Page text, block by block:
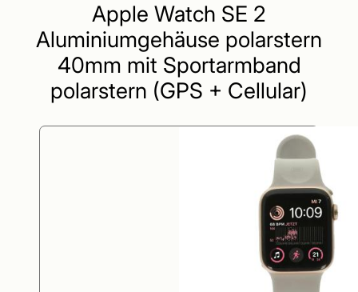
Apple Watch SE 2
Aluminiumgehäuse polarstern
40mm mit Sportarmband
polarstern (GPS + Cellular)